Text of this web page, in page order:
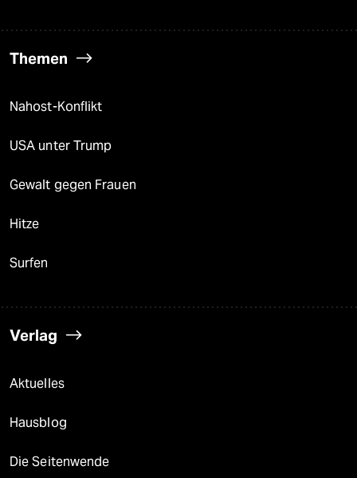
Themen
Nahost-Konflikt
USA unter Trump
Gewalt gegen Frauen
Hitze
Surfen
Verlag
Aktuelles
Hausblog
Die Seitenwende